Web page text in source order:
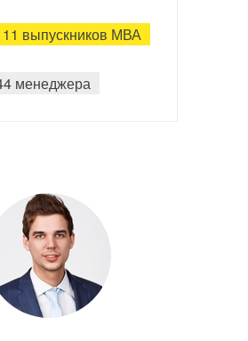
11 выпускников МВА
менеджера